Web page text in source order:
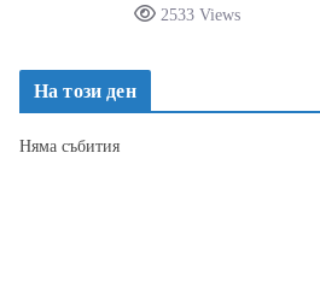
2533 Views
На този ден
Няма събития